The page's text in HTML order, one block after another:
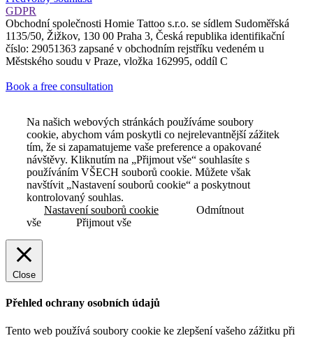
GDPR
Obchodní společnosti Homie Tattoo s.r.o. se sídlem Sudoměřská
1135/50, Žižkov, 130 00 Praha 3, Česká republika identifikační
číslo: 29051363 zapsané v obchodním rejstříku vedeném u
Městského soudu v Praze, vložka 162995, oddíl C
Book a free consultation
Na našich webových stránkách používáme soubory
cookie, abychom vám poskytli co nejrelevantnější zážitek
tím, že si zapamatujeme vaše preference a opakované
návštěvy. Kliknutím na „Přijmout vše“ souhlasíte s
používáním VŠECH souborů cookie. Můžete však
navštívit „Nastavení souborů cookie“ a poskytnout
kontrolovaný souhlas.
Nastavení souborů cookie
Odmítnout
vše
Přijmout vše
Close
Přehled ochrany osobních údajů
Tento web používá soubory cookie ke zlepšení vašeho zážitku při